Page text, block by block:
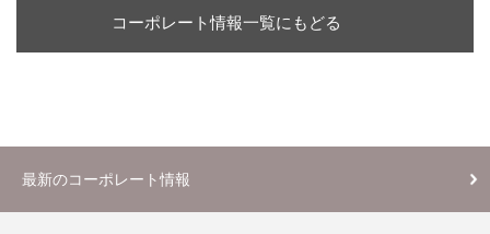
コーポレート情報一覧にもどる
最新のコーポレート情報